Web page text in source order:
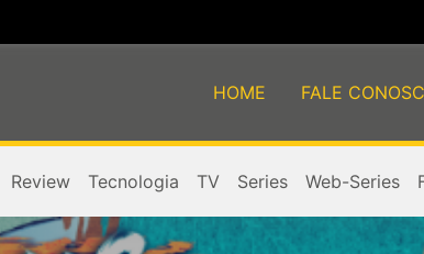
HOME FALE
Review Tecnologia TV Series Web-Series